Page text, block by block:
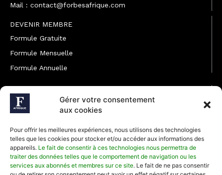
Gérer votre consentement
aux cookies
Pour offrir les meilleures expériences, nous utilisons des technologies
telles que les cookies pour stocker et/ou accéder aux informations des
appareils. Le fait de consentir à ces technologies nous permettra de
traiter des données telles que le comportement de navigation ou les
services aux abonnés et membres sur ce site. Le fait de ne pas consentir
Mail : contact@forbesafrique.com
DEVENIR MEMBRE
Formule Gratuite
Formule Mensuelle
Formule Annuelle
JOINDRE L'ÉQUIPE
Rédaction
Développement commercial
Communiquer avec Forbes Afrique